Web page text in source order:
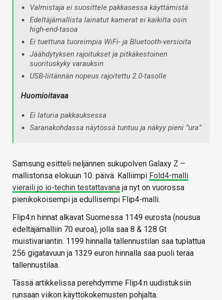
Valmistaja ei suosittele pakkasessa käyttämistä
Edeltäjämallista lainatut kamerat ei kaikilta osin
high-end-tasoa
Ei tuettuna tuoreimpia WiFi- ja Bluetooth-versioita
Jäähdytyksen rajoitukset ja pitkäkestoinen
suorituskyky varauksin
USB-liitännän nopeus rajoitettu 2.0-tasolle
Huomioitavaa
Ei laturia pakkauksessa
Saranakohdassa näytössä tuntuu ja näkyy pieni ”ura”
Samsung esitteli neljännen sukupolven Galaxy Z –
mallistonsa elokuun 10. päivä. Kalliimpi Fold4-malli
vieraili jo io-techin testattavana ja nyt on vuorossa
pienikokoisempi ja edullisempi Flip4-malli.
Flip4:n hinnat alkavat Suomessa 1149 eurosta (nousua
edeltäjämalliin 70 euroa), jolla saa 8 & 128 Gt
muistivariantin. 1199 hinnalla tallennustilan saa tuplattua
256 gigatavuun ja 1329 euron hinnalla saa puoli teraa
tallennustilaa.
Tässä artikkelissa perehdymme Flip4:n uudistuksiin
runsaan viikon käyttökokemusten pohjalta.